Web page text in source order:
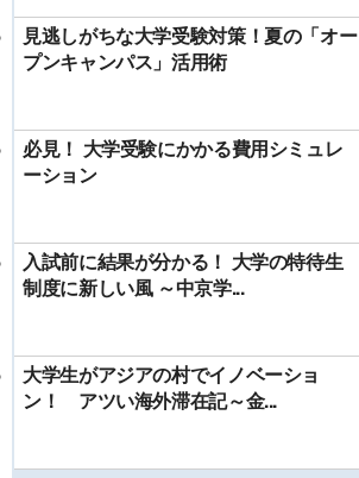
見逃しがちな大学受験対策！夏の「オー
プンキャンパス」活用術
必見！ 大学受験にかかる費用シミュレ
ーション
入試前に結果が分かる！ 大学の特待生
制度に新しい風 ～中京学...
大学生がアジアの村でイノベーショ
ン！ アツい海外滞在記～金...